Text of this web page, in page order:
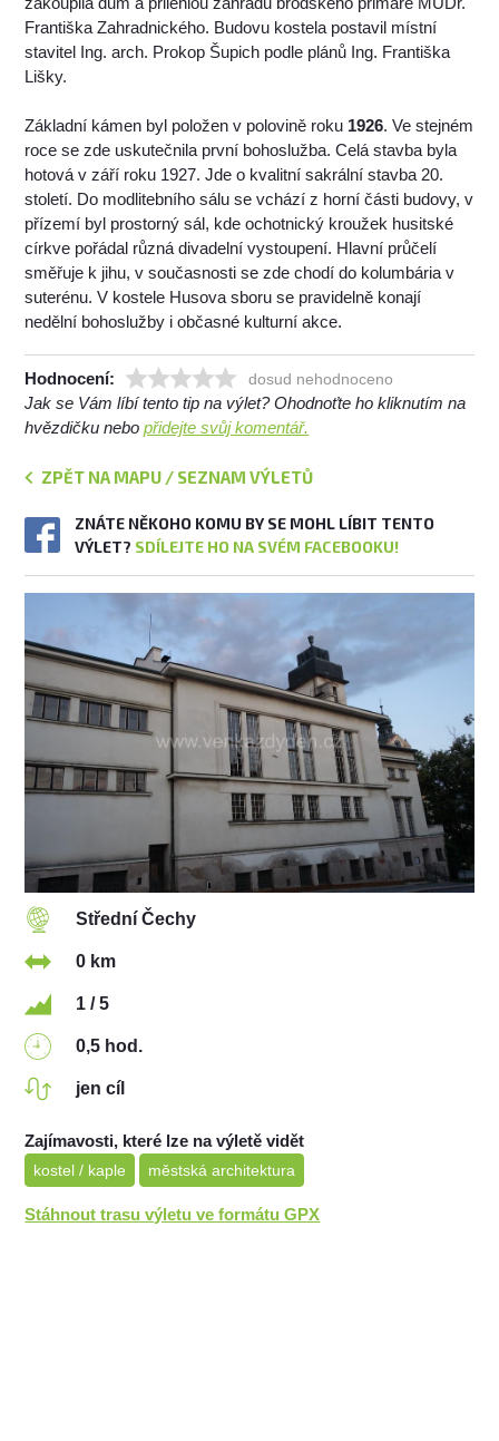
Františka Zahradnického. Budovu kostela postavil místní
stavitel Ing. arch. Prokop Šupich podle plánů Ing. Františka
Lišky.
Základní kámen byl položen v polovině roku 1926. Ve stejném
roce se zde uskutečnila první bohoslužba. Celá stavba byla
hotová v září roku 1927. Jde o kvalitní sakrální stavba 20.
století. Do modlitebního sálu se vchází z horní části budovy, v
přízemí byl prostorný sál, kde ochotnický kroužek husitské
církve pořádal různá divadelní vystoupení. Hlavní průčelí
směřuje k jihu, v současnosti se zde chodí do kolumbária v
suterénu. V kostele Husova sboru se pravidelně konají
nedělní bohoslužby i občasné kulturní akce.
Hodnocení: dosud nehodnoceno
Jak se Vám líbí tento tip na výlet? Ohodnoťte ho kliknutím na
hvězdičku nebopřidejte svůj komentář.
ZPĚT NA MAPU / SEZNAM VÝLETŮ
ZNÁTE NĚKOHO KOMU BY SE MOHL LÍBIT TENTO
VÝLET? SDÍLEJTE HO NA SVÉM FACEBOOKU!
Střední Čechy
0 km
1 / 5
0,5 hod.
jen cíl
Zajímavosti, které lze na výletě vidět
kostel / kaple městská architektura
Stáhnout trasu výletu ve formátu GPX